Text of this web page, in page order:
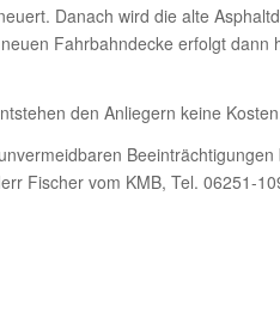
Danach wird die alte
Fahrbahndecke erfolgt
den Anliegern keine
Fischer vom KMB, Tel. 06251-